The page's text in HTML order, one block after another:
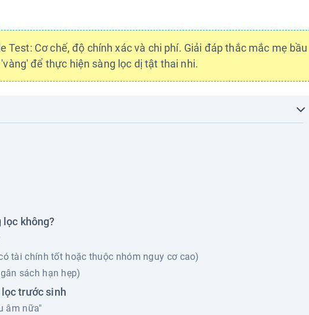
Test: Cơ chế, độ chính xác và chi phí. Giải đáp thắc mắc mẹ bầu
để thực hiện sàng lọc dị tật thai nhi.
không?
tài chính tốt hoặc thuộc nhóm nguy cơ cao)
sách hạn hẹp)
trước sinh
âm nữa"